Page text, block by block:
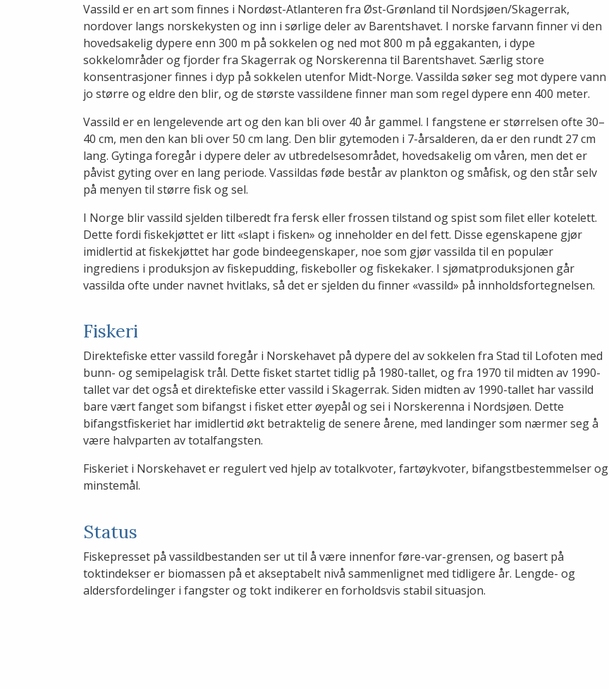
Vassild er en art som finnes i Nordøst-Atlanteren fra Øst-Grønland til Nordsjøen/Skagerrak,
nordover langs norskekysten og inn i sørlige deler av Barentshavet. I norske farvann finner vi den
hovedsakelig dypere enn 300 m på sokkelen og ned mot 800 m på eggakanten, i dype
sokkelområder og fjorder fra Skagerrak og Norskerenna til Barentshavet. Særlig store
konsentrasjoner finnes i dyp på sokkelen utenfor Midt-Norge. Vassilda søker seg mot dypere vann
jo større og eldre den blir, og de største vassildene finner man som regel dypere enn 400 meter.
Vassild er en lengelevende art og den kan bli over 40 år gammel. I fangstene er størrelsen ofte 30–
40 cm, men den kan bli over 50 cm lang. Den blir gytemoden i 7-årsalderen, da er den rundt 27 cm
lang. Gytinga foregår i dypere deler av utbredelsesområdet, hovedsakelig om våren, men det er
påvist gyting over en lang periode. Vassildas føde består av plankton og småfisk, og den står selv
på menyen til større fisk og sel.
I Norge blir vassild sjelden tilberedt fra fersk eller frossen tilstand og spist som filet eller kotelett.
Dette fordi fiskekjøttet er litt «slapt i fisken» og inneholder en del fett. Disse egenskapene gjør
imidlertid at fiskekjøttet har gode bindeegenskaper, noe som gjør vassilda til en populær
ingrediens i produksjon av fiskepudding, fiskeboller og fiskekaker. I sjømatproduksjonen går
vassilda ofte under navnet hvitlaks, så det er sjelden du finner «vassild» på innholdsfortegnelsen.
Fiskeri
Direktefiske etter vassild foregår i Norskehavet på dypere del av sokkelen fra Stad til Lofoten med
bunn- og semipelagisk trål. Dette fisket startet tidlig på 1980-tallet, og fra 1970 til midten av 1990-
tallet var det også et direktefiske etter vassild i Skagerrak. Siden midten av 1990-tallet har vassild
bare vært fanget som bifangst i fisket etter øyepål og sei i Norskerenna i Nordsjøen. Dette
bifangstfiskeriet har imidlertid økt betraktelig de senere årene, med landinger som nærmer seg å
være halvparten av totalfangsten.
Fiskeriet i Norskehavet er regulert ved hjelp av totalkvoter, fartøykvoter, bifangstbestemmelser og
minstemål.
Status
Fiskepresset på vassildbestanden ser ut til å være innenfor føre-var-grensen, og basert på
toktindekser er biomassen på et akseptabelt nivå sammenlignet med tidligere år. Lengde- og
aldersfordelinger i fangster og tokt indikerer en forholdsvis stabil situasjon.